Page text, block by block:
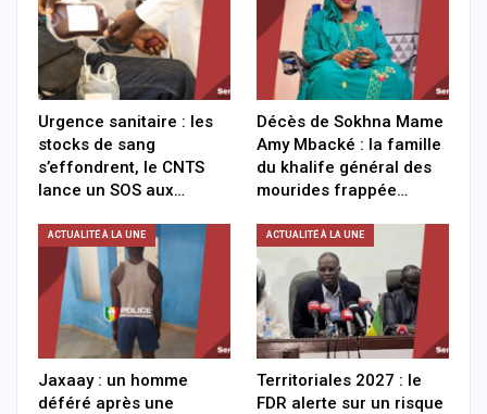
Urgence sanitaire : les
stocks de sang
s’effondrent, le CNTS
lance un SOS aux…
Décès de Sokhna Mame
Amy Mbacké : la famille
du khalife général des
mourides frappée…
ACTUALITÉ À LA UNE
Jaxaay : un homme
déféré après une
ACTUALITÉ À LA UNE
Territoriales 2027 : le
FDR alerte sur un risque